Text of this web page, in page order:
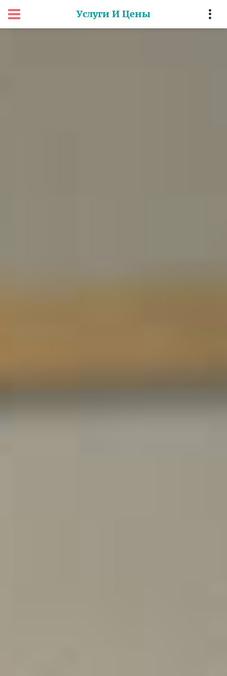
Услуги И Цены